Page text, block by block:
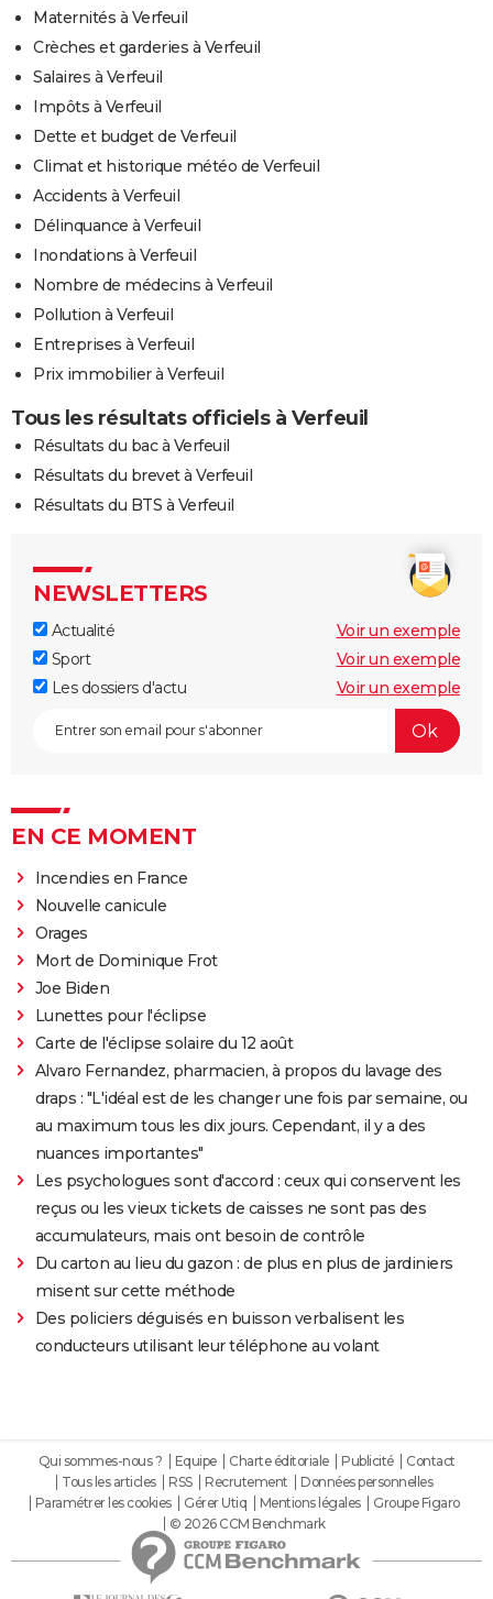
Maternités à Verfeuil
Crèches et garderies à Verfeuil
Salaires à Verfeuil
Impôts à Verfeuil
Dette et budget de Verfeuil
Climat et historique météo de Verfeuil
Accidents à Verfeuil
Délinquance à Verfeuil
Inondations à Verfeuil
Nombre de médecins à Verfeuil
Pollution à Verfeuil
Entreprises à Verfeuil
Prix immobilier à Verfeuil
Tous les résultats officiels à Verfeuil
Résultats du bac à Verfeuil
Résultats du brevet à Verfeuil
Résultats du BTS à Verfeuil
NEWSLETTERS
Actualité
Voir un exemple
Sport
Voir un exemple
Les dossiers d'actu
Voir un exemple
EN CE MOMENT
Incendies en France
Nouvelle canicule
Orages
Mort de Dominique Frot
Joe Biden
Lunettes pour l'éclipse
Carte de l'éclipse solaire du 12 août
Alvaro Fernandez, pharmacien, à propos du lavage des
draps : "L'idéal est de les changer une fois par semaine, ou
au maximum tous les dix jours. Cependant, il y a des
nuances importantes"
Les psychologues sont d'accord : ceux qui conservent les
reçus ou les vieux tickets de caisses ne sont pas des
accumulateurs, mais ont besoin de contrôle
Du carton au lieu du gazon : de plus en plus de jardiniers
misent sur cette méthode
Des policiers déguisés en buisson verbalisent les
conducteurs utilisant leur téléphone au volant
Qui sommes-nous ? Equipe Charte éditoriale Publicité
Contact
Tous les articles
RSS Recrutement
Données personnelles
Paramétrer les cookies
Gérer Utiq Mentions légales
Groupe Figaro
© 2026 CCM Benchmark